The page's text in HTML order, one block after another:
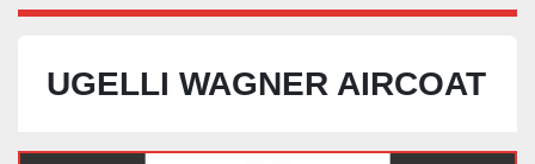
UGELLI WAGNER AIRCOAT